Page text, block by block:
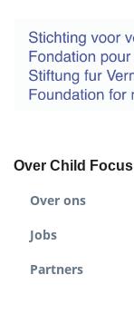
Over Child Focus
Over ons
Jobs
Partners